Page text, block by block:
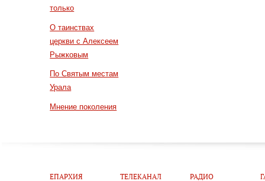
только
О таинствах
церкви с Алексеем
Рыжковым
По Святым местам
Урала
Мнение поколения
ЕПАРХИЯ
ТЕЛЕКАНАЛ
РАДИО